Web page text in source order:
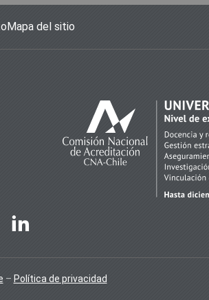
Mapa del sitio
– Política de privacidad